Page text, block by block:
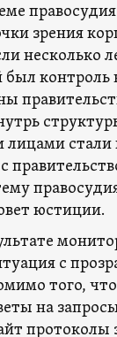
зрения
несколько
был контроль
стали
юстиции.
с
того,
на
протоколы